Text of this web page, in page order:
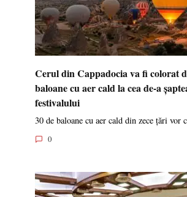
Cerul din Cappadocia va fi colorat
baloane cu aer cald la cea de-a
festivalului
30 de baloane cu aer cald din zece țări vor
0